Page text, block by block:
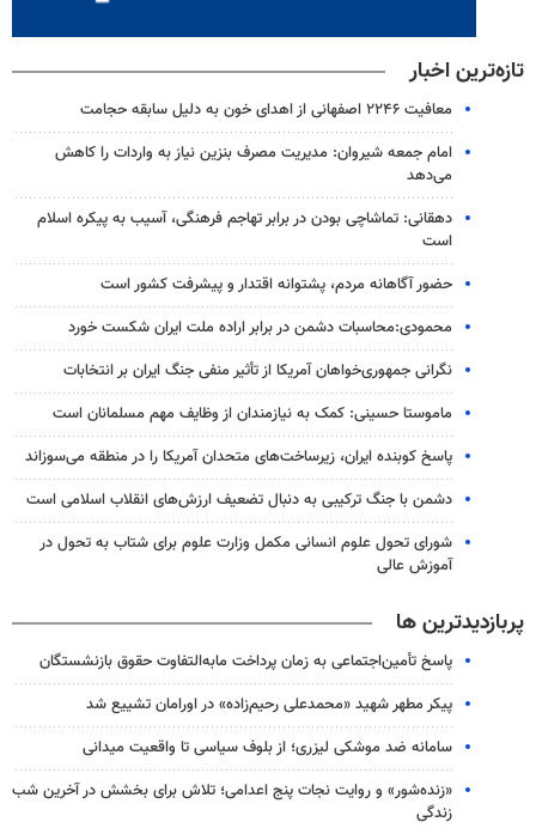
تازه‌ترین اخبار
معافیت ۲۲۴۶ اصفهانی از اهدای خون به دلیل سابقه حجامت
امام جمعه شیروان: مدیریت مصرف بنزین نیاز به واردات را کاهش
می‌دهد
دهقانی: تماشاچی بودن در برابر تهاجم فرهنگی، آسیب به پیکره اسلام
است
حضور آگاهانه مردم، پشتوانه اقتدار و پیشرفت کشور است
محمودی:محاسبات دشمن در برابر اراده ملت ایران شکست خورد
نگرانی جمهوری‌خواهان آمریکا از تأثیر منفی جنگ ایران بر انتخابات
ماموستا حسینی: کمک به نیازمندان از وظایف مهم مسلمانان است
پاسخ کوبنده ایران، زیرساخت‌های متحدان آمریکا را در منطقه می‌سوزاند
دشمن با جنگ ترکیبی به دنبال تضعیف ارزش‌های انقلاب اسلامی است
شورای تحول علوم انسانی مکمل وزارت علوم برای شتاب به تحول در
آموزش عالی
پربازدیدترین ها
پاسخ تأمین‌اجتماعی به زمان پرداخت مابه‌التفاوت حقوق بازنشستگان
پیکر مطهر شهید «محمدعلی رحیم‌زاده» در اورامان تشییع شد
سامانه ضد موشکی لیزری؛ از بلوف سیاسی تا واقعیت میدانی
«زنده‌شور» و روایت نجات پنج اعدامی؛ تلاش برای بخشش در آخرین شب
زندگی